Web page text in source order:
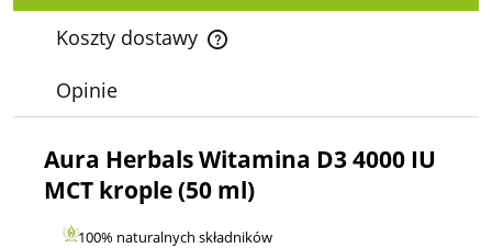
Koszty dostawy
Cena nie zawiera ewentualnych kosztów płatności
Opinie
Aura Herbals Witamina D3 4000 IU
MCT krople (50 ml)
100% naturalnych składników